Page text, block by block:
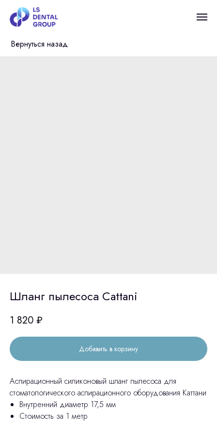
Вернуться назад
Шланг пылесоса Cattani
1 820 ₽
Добавить в корзину
Аспирационный силиконовый шланг пылесоса для
стоматологического аспирационного оборудования Каттани
Внутренний диаметр 17,5 мм
Стоимость за 1 метр